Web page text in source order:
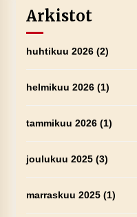
Arkistot
huhtikuu 2026(2)
helmikuu 2026(1)
tammikuu 2026(1)
joulukuu 2025(3)
marraskuu 2025(1)